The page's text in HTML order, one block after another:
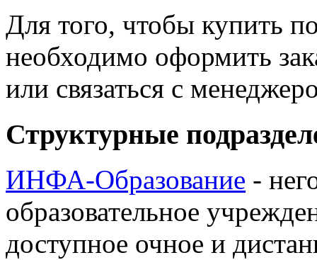
Для того, чтобы купить
необходимо оформить
или связаться с
Структурные
ИНФА-Образование -
образовательное
доступное очное и